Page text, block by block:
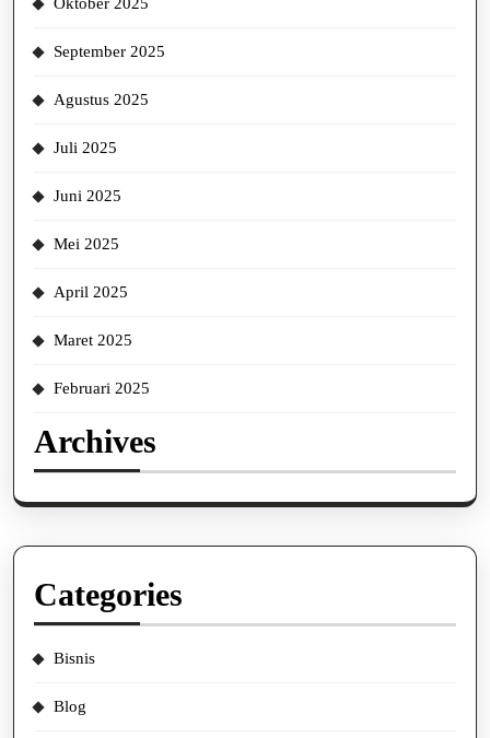
Oktober 2025
September 2025
Agustus 2025
Juli 2025
Juni 2025
Mei 2025
April 2025
Maret 2025
Februari 2025
Archives
Categories
Bisnis
Blog